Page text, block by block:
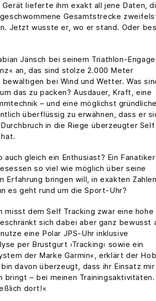
lieferte ihm exakt all jene Daten,
Gesamtstrecke
Jetzt wusste er, wo er stand. Oder
Jänsch bei seinem Triathlon-
an, das sind stolze 2.000 Meter
bei Wind und Wetter. Was
das zu packen? Ausdauer, Kraft, eine
– und eine möglichst gründliche
überflüssig zu erwähnen, dass er
in die Riege überzeugter Self
gleich ein Enthusiast? Ein
so viel wie möglich über seine
Erfahrung bringen will, in exakten Zahlen
es geht rund um die Sport-Uhr?
misst dem Self Tracking zwar eine hohe
sich dabei aber ganz bewusst
eine Polar JPS-Uhr inklusive
per Brustgurt ›Tracking‹ sowie ein
der Marke Garmin«, erklärt der
davon überzeugt, dass ihr Einsatz mir
bringt – bei meinen Trainingsaktivitäten.
dort!«